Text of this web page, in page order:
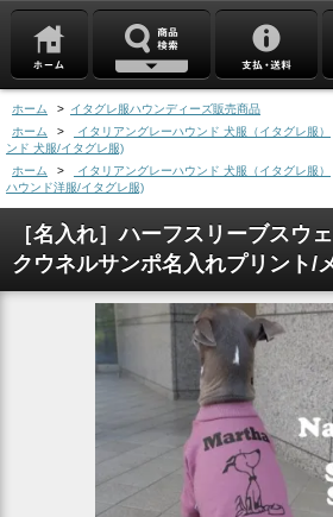
ホーム > イタグレ服ハウンディーズ販売商品
ホーム
> イタリアングレーハウンド 犬服（イタグレ服）
ンド 犬服/イタグレ服)
ホーム
> イタリアングレーハウンド 犬服（イタグレ服）
ハウンド洋服/イタグレ服)
［名入れ］ハーフスリーブスウ
クウネルサンポ名入れプリント/